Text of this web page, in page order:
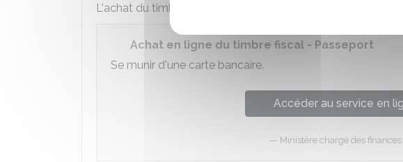
L'achat du timbre fiscal se fait
Achat en ligne du timbre fiscal - Passeport
Se munir d'une carte bancaire.
Accéder au service en
Ministère chargé des finances